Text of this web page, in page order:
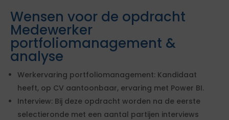
Wensen voor de opdracht
Medewerker
portfoliomanagement &
analyse
Werkervaring portfoliomanagement: Kandidaat
heeft, op CV aantoonbaar, ervaring met Power BI.
Interview: Bij deze opdracht worden na de eerste
selectieronde met een aantal partijen interviews